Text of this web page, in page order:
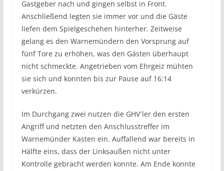
Gastgeber nach und gingen selbst in Front.
Anschließend legten sie immer vor und die Gäste
liefen dem Spielgeschehen hinterher. Zeitweise
gelang es den Warnemündern den Vorsprung auf
fünf Tore zu erhöhen, was den Gästen überhaupt
nicht schmeckte. Angetrieben vom Ehrgeiz mühten
sie sich und konnten bis zur Pause auf 16:14
verkürzen.
Im Durchgang zwei nutzen die GHV´ler den ersten
Angriff und netzten den Anschlusstreffer im
Warnemünder Kasten ein. Auffallend war bereits in
Hälfte eins, dass der Linksaußen nicht unter
Kontrolle gebracht werden konnte. Am Ende konnte